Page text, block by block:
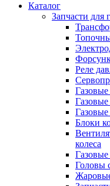
Каталог
Запчасти для
Реле
Блоки
колеса
Головы